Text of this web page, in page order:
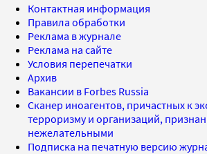
Контактная информация
Правила обработки
Реклама в журнале
Реклама на сайте
Условия перепечатки
Архив
Вакансии в Forbes Russia
Сканер иноагентов, причастных к
терроризму и организаций,
нежелательными
Подписка на печатную версию